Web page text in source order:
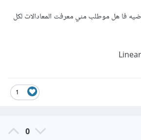
بشكل جيد عندما تكون البيانات معقدة
غير خطية، ويتميز بأنه يستخدم مجموعة من الأشجار decision
لتقييم أداء النموذج على مجموعة من
فا هل موطلب مني معرفت المعادالات لكل
1
0